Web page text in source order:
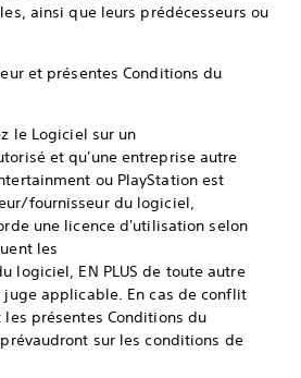
ainsi que leurs prédécesseurs ou
et présentes Conditions du
le Logiciel sur un
et qu'une entreprise autre
ou PlayStation est
fournisseur du logiciel,
une licence d'utilisation selon
les
logiciel, EN PLUS de toute autre
applicable. En cas de conflit
présentes Conditions du
sur les conditions de